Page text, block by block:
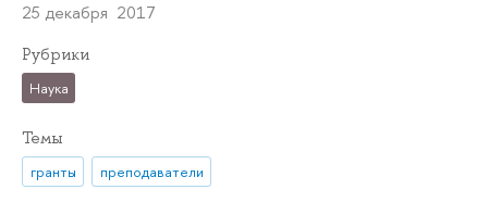
25 декабря 2017
Рубрики
Наука
Темы
гранты преподаватели